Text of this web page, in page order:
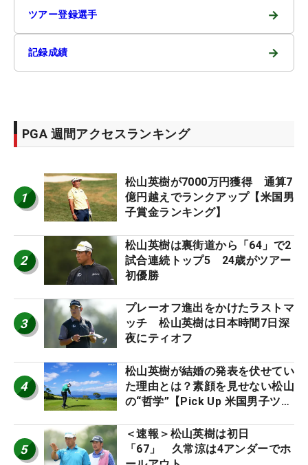
ツアー登録選手 →
記録成績 →
PGA 週間アクセスランキング
1
松山英樹が7000万円獲得 通算7
億円越えでランクアップ【米国男
子賞金ランキング】
2
松山英樹は裏街道から「64」で2
試合連続トップ5 24歳がツアー
初優勝
3
プレーオフ進出をかけたラストマ
ッチ 松山英樹は日本時間7日深
夜にティオフ
4
松山英樹が結婚の発表を伏せてい
た理由とは？素顔を見せない松山
の“哲学”【Pick Up 米国男子ツア
5
＜速報＞松山英樹は初日
「67」 久常涼は4アンダーでホ